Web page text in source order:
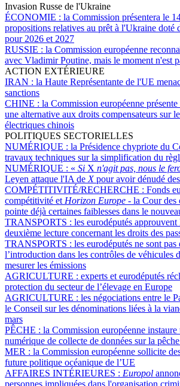
Invasion Russe de l'Ukraine
ÉCONOMIE : la Commission présentera le
propositions relatives au prêt à l'Ukraine doté
pour 2026 et 2027
RUSSIE : la Commission européenne
avec Vladimir Poutine, mais le moment n'est
ACTION EXTÉRIEURE
IRAN : la Haute Représentante de l'UE
sanctions
CHINE : la Commission européenne
une alternative aux droits compensateurs sur
électriques chinois
POLITIQUES SECTORIELLES
NUMÉRIQUE : la Présidence chypriote du
travaux techniques sur la simplification du
NUMÉRIQUE : « Si X n'agit pas, nous le
Leyen attaque l'IA de Xpour avoir dénudé
COMPÉTITIVITÉ/RECHERCHE : Fonds
compétitivité et Horizon Europe - la Cour des
pointe déjà certaines faiblesses dans le
TRANSPORTS : les eurodéputés
deuxième lecture concernant les droits des
TRANSPORTS : les eurodéputés ne sont pas
l’introduction dans les contrôles de véhicules
mesurer les émissions
AGRICULTURE : experts et eurodéputés
protection du secteur de l’élevage en Europe
AGRICULTURE : les négociations entre le
le Conseil sur les dénominations liées à la
mars
PÊCHE : la Commission européenne instaure
numérique de collecte de données sur la
MER : la Commission européenne sollicite
future politique océanique de l’UE
AFFAIRES INTÉRIEURES : Europol
personnes impliquées dans l'organisation